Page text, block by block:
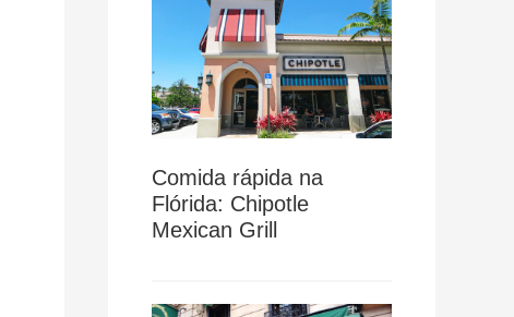
Comida rápida na
Flórida: Chipotle
Mexican Grill